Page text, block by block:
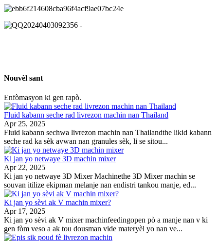
Nouvèl sant
Enfòmasyon ki gen rapò.
Fluid kabann seche rad livrezon machin nan Thailand
Apr 25, 2025
Fluid kabann sechwa livrezon machin nan Thailandthe likid kabann
seche rad ka sèk avwan nan granules sèk, li se sitou...
Ki jan yo netwaye 3D machin mixer
Apr 22, 2025
Ki jan yo netwaye 3D Mixer Machinethe 3D Mixer machin se
souvan itilize ekipman melanje nan endistri tankou manje, ed...
Ki jan yo sèvi ak V machin mixer?
Apr 17, 2025
Ki jan yo sèvi ak V mixer machinfeedingopen pò a manje nan v ki
gen fòm veso a ak tou dousman vide materyèl yo nan ve...